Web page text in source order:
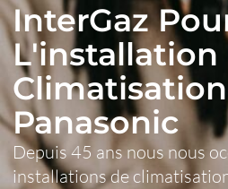
InterGaz
L'installation
Climatisation
Panasonic
Depuis 45 ans nous nous
installations de